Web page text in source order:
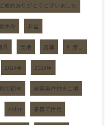
ご成約ありがとうございました
夏休み お盆
界 売地 店舗 引渡し
2024年 2023年
の節句 建築条件付き土地
color 子育て世代